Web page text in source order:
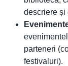
descriere și
parteneri
festivaluri).